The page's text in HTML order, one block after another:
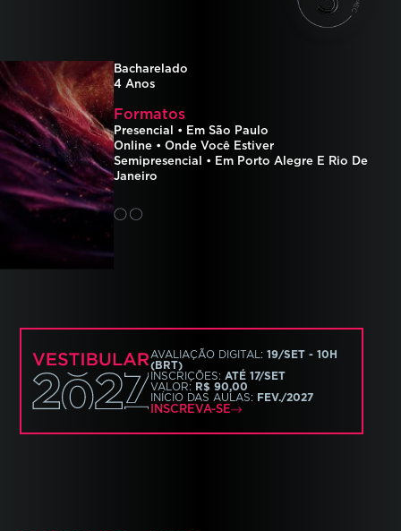
Bacharelado
4Anos
Formatos
Presencial • Em São Paulo
Online• Onde Você Estiver
Semipresencial
• Em Porto Alegre E Rio De
Janeiro
AVALIAÇÃO DIGITAL: 19/SET- 10H
(BRT)
INSCRIÇÕES: ATÉ 17/SET
VALOR: R$ 90,00
INÍCIO DAS AULAS: FEV./2027
INSCREVA-SE